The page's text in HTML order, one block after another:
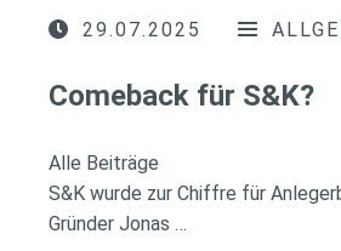
29.07.2025
Comeback für S&K?
Alle Beiträge
S&K wurde zur Chiffre für
Gründer Jonas …